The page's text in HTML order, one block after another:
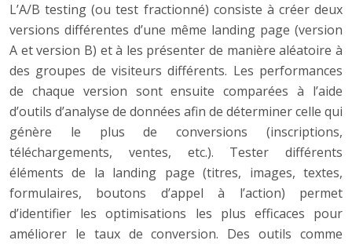
L’A/B testing (ou test fractionné) consiste à créer deux
versions différentes d’une même landing page (version
A et version B) et à les présenter de manière aléatoire à
des groupes de visiteurs différents. Les performances
de chaque version sont ensuite comparées à l’aide
d’outils d’analyse de données afin de déterminer celle qui
génère le plus de conversions (inscriptions,
téléchargements, ventes, etc.). Tester différents
éléments de la landing page (titres, images, textes,
formulaires, boutons d’appel à l’action) permet
d’identifier les optimisations les plus efficaces pour
améliorer le taux de conversion. Des outils comme